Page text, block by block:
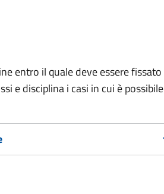
entro il quale deve essere fissato
e disciplina i casi in cui è possibile